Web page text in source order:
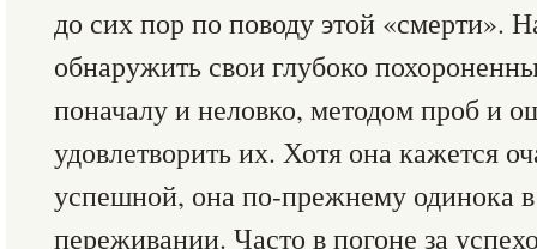
до сих пор по поводу этой «смерти».
обнаружить свои глубоко
поначалу и неловко, методом проб и
удовлетворить их. Хотя она кажется
успешной, она по-прежнему одинока
переживании. Часто в погоне за